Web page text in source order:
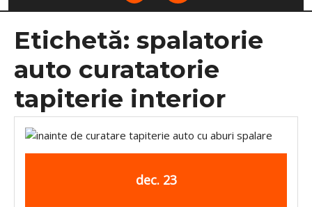
Etichetă: spalatorie
auto curatatorie
tapiterie interior
dec.decembrie
23decembrie